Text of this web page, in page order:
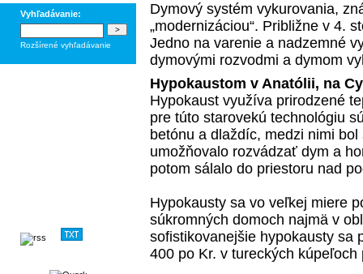
Vyhľadávanie:
Rozšírené vyhľadávanie
Dymový systém vykurovania,
„modernizáciou“. Približne v 4.
Jedno na varenie a nadzemné
dymovými rozvodmi a dymom
Hypokaustom v Anatólii, na
Hypokaust využíva prirodzené
pre túto starovekú technológiu
betónu a dlaždíc, medzi nimi
umožňovalo rozvádzať dym a
potom sálalo do priestoru nad
Hypokausty sa vo veľkej miere
súkromných domoch najmä v
sofistikovanejšie hypokausty sa
400 po Kr. v tureckých